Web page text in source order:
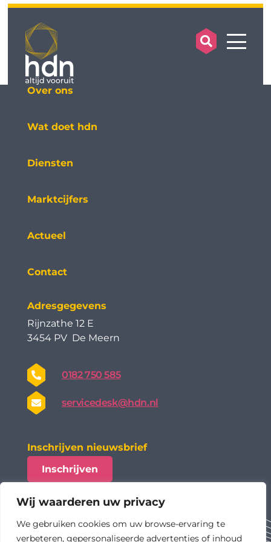
Wij waarderen uw privacy
We gebruiken cookies om uw browse-ervaring te
verbeteren, gepersonaliseerde advertenties of inhoud
search
Over ons
Wat doet hdn
Diensten
Marktcijfers
Actueel
Contact
Adresgegevens
Rijnzathe 12 E
3454 PV De Meern
0182 750 585
servicedesk@hdn.nl
Inschrijven nieuwsbrief
Inschrijven